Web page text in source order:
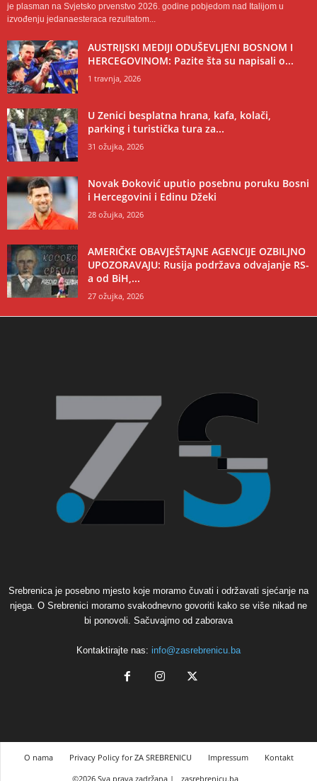
je plasman na Svjetsko prvenstvo 2026. godine pobjedom nad Italijom u
izvođenju jedanaesteraca rezultatom...
AUSTRIJSKI MEDIJI ODUŠEVLJENI BOSNOM I
HERCEGOVINOM: Pazite šta su napisali o...
1 travnja, 2026
U Zenici besplatna hrana, kafa, kolači,
parking i turistička tura za...
31 ožujka, 2026
Novak Đoković uputio posebnu poruku Bosni
i Hercegovini i Edinu Džeki
28 ožujka, 2026
AMERIČKE OBAVJEŠTAJNE AGENCIJE OZBILJNO
UPOZORAVAJU: Rusija podržava odvajanje RS-
a od BiH,...
27 ožujka, 2026
Srebrenica je posebno mjesto koje moramo čuvati i održavati sjećanje na
njega. O Srebrenici moramo svakodnevno govoriti kako se više nikad ne
bi ponovoli. Sačuvajmo od zaborava
Kontaktirajte nas: info@zasrebrenicu.ba
O nama Privacy Policy for ZA SREBRENICU Impressum
Kontakt
©2026 Sva prava zadržana |
zasrebrenicu.ba